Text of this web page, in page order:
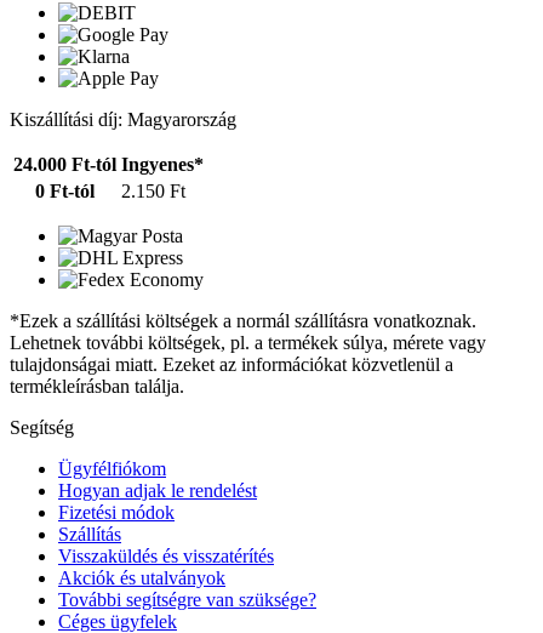
Kiszállítási díj: Magyarország
24.000 Ft-tól Ingyenes*
0 Ft-tól
2.150 Ft
*Ezek a szállítási költségek a normál szállításra vonatkoznak.
Lehetnek további költségek, pl. a termékek súlya, mérete vagy
tulajdonságai miatt. Ezeket az információkat közvetlenül a
termékleírásban találja.
Segítség
Ügyfélfiókom
Hogyan adjak le rendelést
Fizetési módok
Szállítás
Visszaküldés és visszatérítés
Akciók és utalványok
További segítségre van szüksége?
Céges ügyfelek